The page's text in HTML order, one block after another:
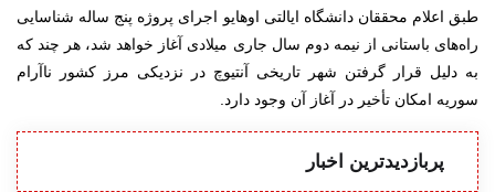
طبق اعلام محققان دانشگاه ایالتی اوهایو اجرای پروژه پنج ساله شناسایی
راه‌های باستانی از نیمه دوم سال جاری میلادی آغاز خواهد شد، هر چند که
به دلیل قرار گرفتن شهر تاریخی آنتیوچ در نزدیکی مرز کشور ناآرام
سوریه امکان تأخیر در آغاز آن وجود دارد.
پربازدیدترین اخبار